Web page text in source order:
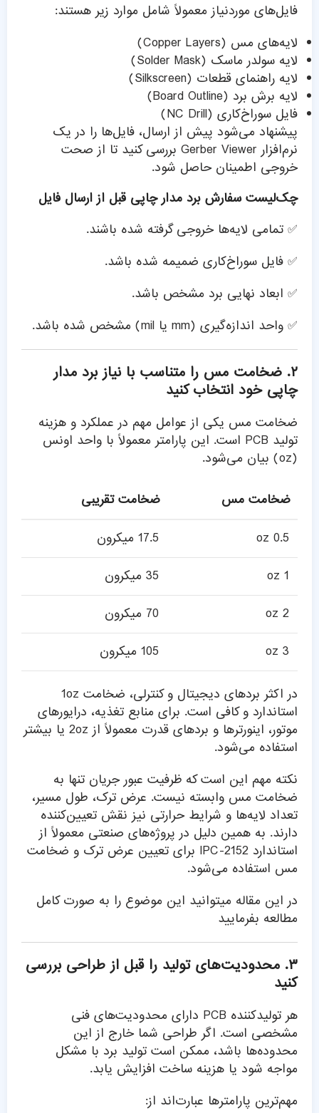
فایل‌های موردنیاز معمولاً شامل موارد زیر هستند:
لایه‌های مس (Copper Layers)
لایه سولدر ماسک (Solder Mask)
لایه راهنمای قطعات (Silkscreen)
لایه برش برد (Board Outline)
فایل سوراخ‌کاری (NC Drill)
پیشنهاد می‌شود پیش از ارسال، فایل‌ها را در یک
نرم‌افزار Gerber Viewer بررسی کنید تا از صحت
خروجی اطمینان حاصل شود.
چک‌لیست سفارش برد مدار چاپی قبل از ارسال فایل
✅ تمامی لایه‌ها خروجی گرفته شده باشند.
✅ فایل سوراخ‌کاری ضمیمه شده باشد.
✅ ابعاد نهایی برد مشخص باشد.
✅ واحد اندازه‌گیری (mm یا mil) مشخص شده باشد.
۲. ضخامت مس را متناسب با نیاز برد مدار
چاپی خود انتخاب کنید
ضخامت مس یکی از عوامل مهم در عملکرد و هزینه
تولید PCB است. این پارامتر معمولاً با واحد اونس
(oz) بیان می‌شود.
ضخامت مس
ضخامت تقریبی
0.5 oz
17.5 میکرون
1 oz
35 میکرون
2 oz
70 میکرون
3 oz
105 میکرون
در اکثر بردهای دیجیتال و کنترلی، ضخامت 1oz
استاندارد و کافی است. برای منابع تغذیه، درایورهای
موتور، اینورترها و بردهای قدرت معمولاً از 2oz یا بیشتر
استفاده می‌شود.
نکته مهم این است که ظرفیت عبور جریان تنها به
ضخامت مس وابسته نیست. عرض ترک، طول مسیر،
تعداد لایه‌ها و شرایط حرارتی نیز نقش تعیین‌کننده
دارند. به همین دلیل در پروژه‌های صنعتی معمولاً از
استاندارد IPC-2152 برای تعیین عرض ترک و ضخامت
مس استفاده می‌شود.
در این مقاله میتوانید این موضوع را به صورت کامل
مطالعه بفرمایید
۳. محدودیت‌های تولید را قبل از طراحی بررسی
کنید
هر تولیدکننده PCB دارای محدودیت‌های فنی
مشخصی است. اگر طراحی شما خارج از این
محدوده‌ها باشد، ممکن است تولید برد با مشکل
مواجه شود یا هزینه ساخت افزایش یابد.
مهم‌ترین پارامترها عبارت‌اند از: